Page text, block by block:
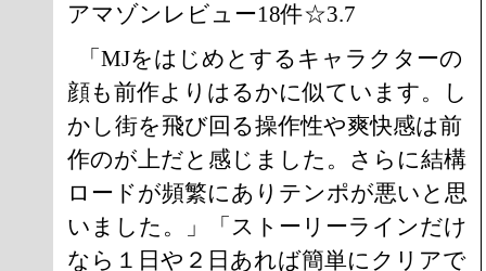
アマゾンレビュー18件☆3.7
「MJをはじめとするキャラクターの
顔も前作よりはるかに似ています。し
かし街を飛び回る操作性や爽快感は前
作のが上だと感じました。さらに結構
ロードが頻繁にありテンポが悪いと思
いました。」「ストーリーラインだけ
なら１日や２日あれば簡単にクリアで